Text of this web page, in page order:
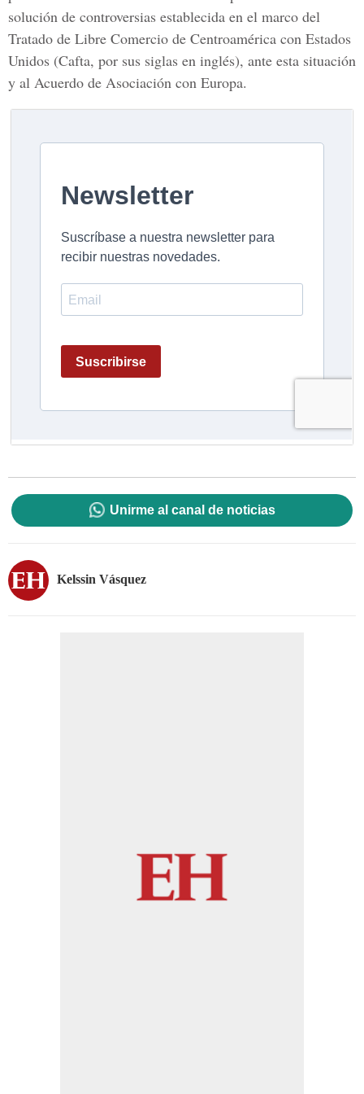
solución de controversias establecida en el marco del
Tratado de Libre Comercio de Centroamérica con Estados
Unidos (Cafta, por sus siglas en inglés), ante esta situación
y al Acuerdo de Asociación con Europa.
Unirme al canal de noticias
Kelssin Vásquez